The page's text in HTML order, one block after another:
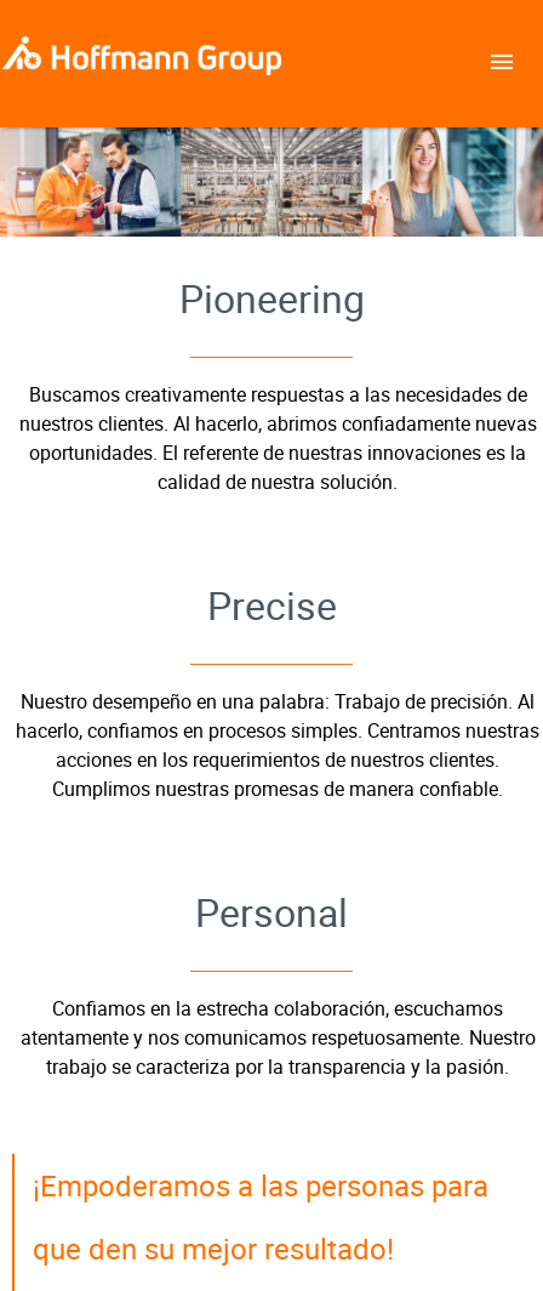
Pioneering
Buscamos creativamente respuestas a las necesidades de
nuestros clientes. Al hacerlo, abrimos confiadamente nuevas
oportunidades. El referente de nuestras innovaciones es la
calidad de nuestra solución.
Precise
Nuestro desempeño en una palabra: Trabajo de precisión. Al
hacerlo, confiamos en procesos simples. Centramos nuestras
acciones en los requerimientos de nuestros clientes.
Cumplimos nuestras promesas de manera confiable.
Personal
Confiamos en la estrecha colaboración, escuchamos
atentamente y nos comunicamos respetuosamente. Nuestro
trabajo se caracteriza por la transparencia y la pasión.
¡Empoderamos a las personas para
que den su mejor resultado!